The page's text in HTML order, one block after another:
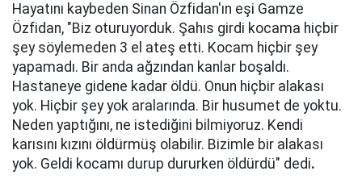
Hayatını kaybeden Sinan Özfidan'ın eşi Gamze
Özfidan, "Biz oturuyorduk. Şahıs girdi kocama hiçbir
şey söylemeden 3 el ateş etti. Kocam hiçbir şey
yapamadı. Bir anda ağzından kanlar boşaldı.
Hastaneye gidene kadar öldü. Onun hiçbir alakası
yok. Hiçbir şey yok aralarında. Bir husumet de yoktu.
Neden yaptığını, ne istediğini bilmiyoruz. Kendi
karısını kızını öldürmüş olabilir. Bizimle bir alakası
yok. Geldi kocamı durup dururken öldürdü" dedi.